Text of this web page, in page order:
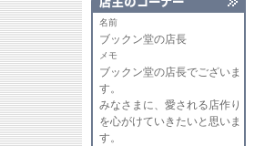
名前
ブックン堂の店長
メモ
ブックン堂の店長でございま
みなさまに、愛される店作り
を心がけていきたいと思いま
す